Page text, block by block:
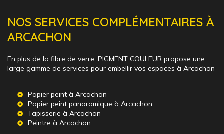
NOS SERVICES COMPLÉMENTAIRES À
ARCACHON
En plus de la fibre de verre, PIGMENT COULEUR propose une
large gamme de services pour embellir vos espaces à Arcachon
:
Papier peint à Arcachon
Papier peint panoramique à Arcachon
Tapisserie à Arcachon
Peintre à Arcachon